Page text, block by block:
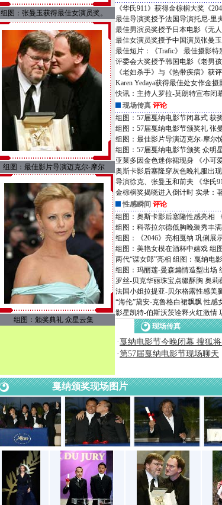
组图：张曼玉获得最佳女演员奖。
组图：最佳影片导演迈克尔-摩尔
组图：颁奖典礼 众星云集
《华氏911》获得金棕榈大奖《
最佳导演奖授予法国导演托尼-里
最佳男演员奖授予日本电影《无
最佳女演员奖授予中国演员张曼玉
最佳短片：《Trafic》
最佳摄影特
评委会大奖授予韩国电影《老男孩
《老妇杀手》与《热带疾病》获
Karen Yedaya获得最佳处女作金摄
快讯：主持人罗拉-莫朗特宣布闭
现场传真 评论
组图：57届戛纳电影节闭幕式 获
组图：57届戛纳电影节颁奖礼 张
组图：最佳影片导演迈克尔-摩尔
组图：57届戛纳电影节颁奖 众明
亚莱多因金色迷你裙现身
《小可
奥斯卡影后塞隆穿灰色晚礼服出
导演徐克、张曼玉和前夫
《华氏
金棕榈奖揭晓进入倒计时 实录：
性感瞬间 评论
组图：奥斯卡影后塞隆性感亮相
组图：科蒂拉尔德低胸晚装秀丰
组图：《2046》亮相戛纳 巩俐展
组图：美艳女模在酒杯中嬉戏 组
两代“谋女郎”亮相 组图：戛纳电
组图：玛丽莲-曼森煽情造型出场
罗丝-贝克华丽珠宝点缀酥胸 奥莉
法国小姐拉提亚-贝尔格露性感美
“海伦”黛安-克鲁格白裙飘飘 性感
影星凯特-伯斯沃茨诠释火红激情
现场传真
·戛纳电影节今晚闭幕 搜狐
·第57届戛纳电影节现场聊天
戛纳颁奖现场图片